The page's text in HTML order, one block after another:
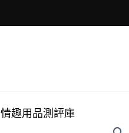
情趣用品測評庫